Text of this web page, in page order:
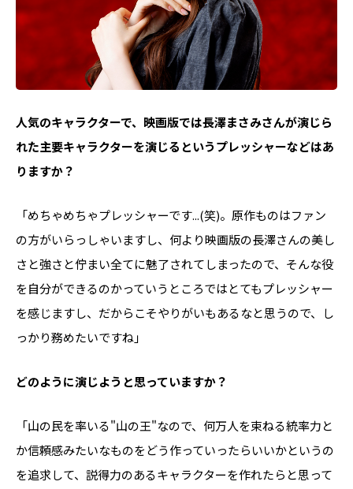
――人気のキャラクターで、映画版では長澤まさみさんが演じら
れた主要キャラクターを演じるというプレッシャーなどはあ
りますか？
「めちゃめちゃプレッシャーです...(笑)。原作ものはファン
の方がいらっしゃいますし、何より映画版の長澤さんの美し
さと強さと佇まい全てに魅了されてしまったので、そんな役
を自分ができるのかっていうところではとてもプレッシャー
を感じますし、だからこそやりがいもあるなと思うので、し
っかり務めたいですね」
――どのように演じようと思っていますか？
「山の民を率いる"山の王"なので、何万人を束ねる統率力と
か信頼感みたいなものをどう作っていったらいいかというの
を追求して、説得力のあるキャラクターを作れたらと思って